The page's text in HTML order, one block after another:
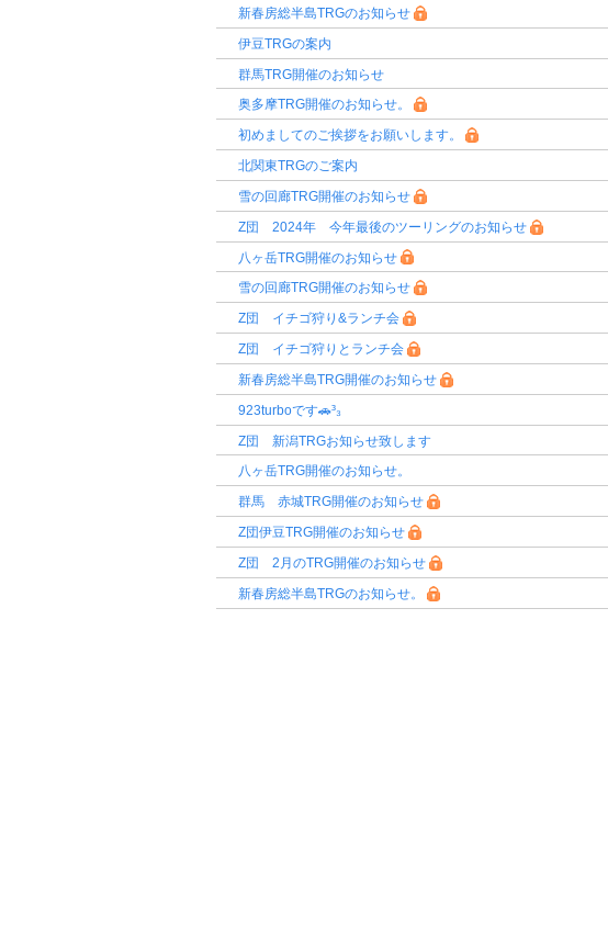
新春房総半島TRGのお知らせ
伊豆TRGの案内
群馬TRG開催のお知らせ
奥多摩TRG開催のお知らせ。
初めましてのご挨拶をお願いします。
北関東TRGのご案内
雪の回廊TRG開催のお知らせ
Z団 2024年 今年最後のツーリングのお知らせ
八ヶ岳TRG開催のお知らせ
雪の回廊TRG開催のお知らせ
Z団 イチゴ狩り&ランチ会
Z団 イチゴ狩りとランチ会
新春房総半島TRG開催のお知らせ
923turboです🚗³₃
Z団 新潟TRGお知らせ致します
八ヶ岳TRG開催のお知らせ。
群馬 赤城TRG開催のお知らせ
Z団伊豆TRG開催のお知らせ
Z団 2月のTRG開催のお知らせ
新春房総半島TRGのお知らせ。